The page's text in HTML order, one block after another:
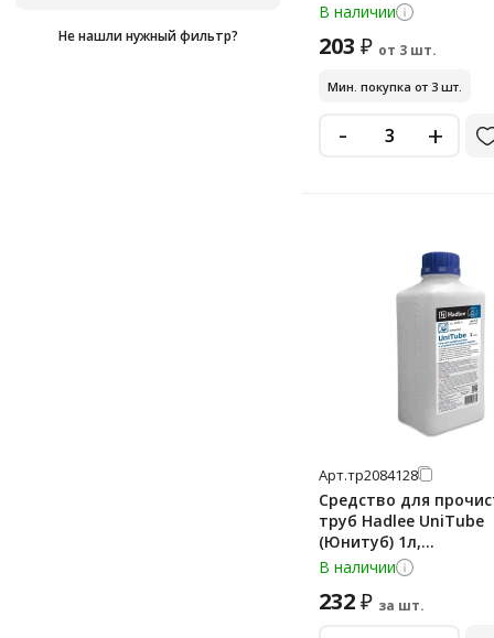
Санокс
750 мл
Не нашли нужный фильтр?
В наличии
203 ₽ от 3 шт.
Мин. покупка от 3 шт.
- +
Арт.тр2084128
Средство для
труб Hadlee UniTube
(Юнитуб) 1л,
сильнощелочное,
В наличии
232₽ за шт.